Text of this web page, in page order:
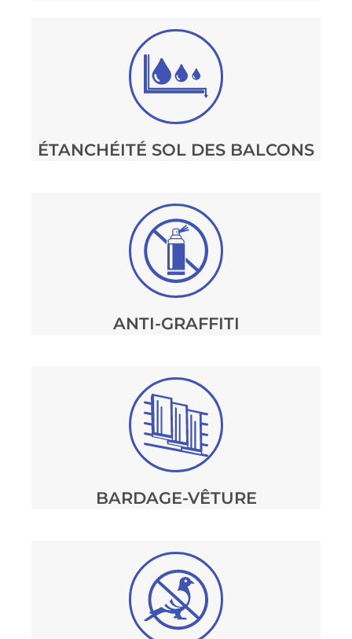
ÉTANCHÉITÉ SOL DES BALCONS
ANTI-GRAFFITI
BARDAGE-VÊTURE